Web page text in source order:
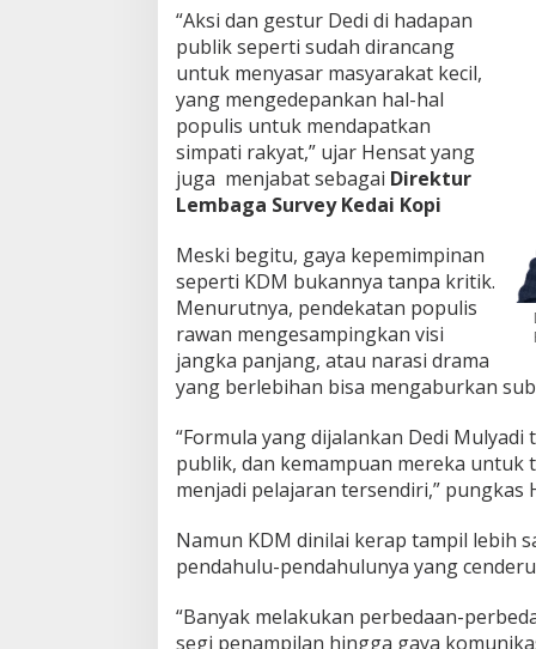
“Aksi dan gestur Dedi di hadapan
publik seperti sudah dirancang
untuk menyasar masyarakat kecil,
yang mengedepankan hal-hal
populis untuk mendapatkan
simpati rakyat,” ujar Hensat yang
juga menjabat sebagai Direktur
Lembaga Survey Kedai Kopi
Meski begitu, gaya kepemimpinan
seperti KDM bukannya tanpa kritik.
Menurutnya, pendekatan populis
rawan mengesampingkan visi
jangka panjang, atau narasi drama
yang berlebihan bisa mengaburkan
“Formula yang dijalankan Dedi
publik, dan kemampuan mereka untuk
menjadi pelajaran tersendiri,” pungkas
Namun KDM dinilai kerap tampil lebih
pendahulu-pendahulunya yang
“Banyak melakukan perbedaan-
segi penampilan hingga gaya